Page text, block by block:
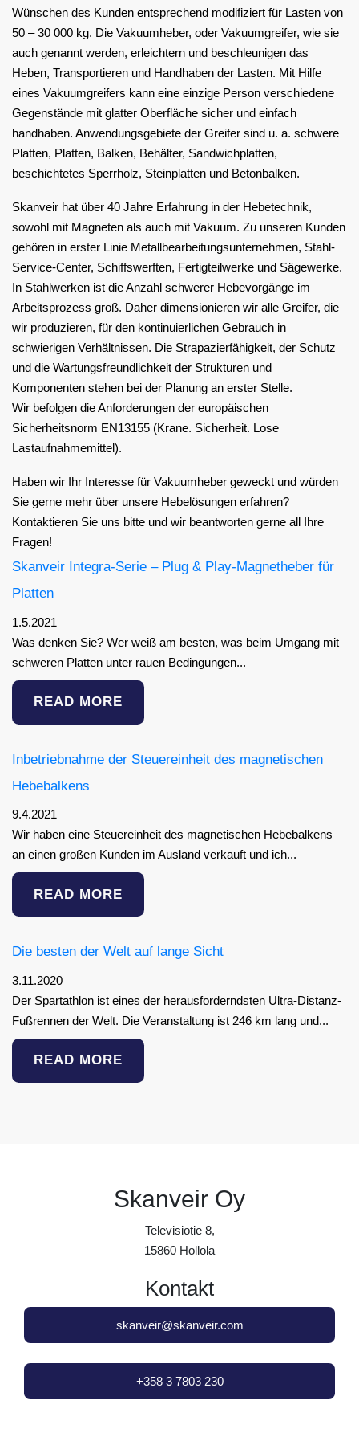
Wünschen des Kunden entsprechend modifiziert für Lasten von
50 – 30 000 kg. Die Vakuumheber, oder Vakuumgreifer, wie sie
auch genannt werden, erleichtern und beschleunigen das
Heben, Transportieren und Handhaben der Lasten. Mit Hilfe
eines Vakuumgreifers kann eine einzige Person verschiedene
Gegenstände mit glatter Oberfläche sicher und einfach
handhaben. Anwendungsgebiete der Greifer sind u. a. schwere
Platten, Platten, Balken, Behälter, Sandwichplatten,
beschichtetes Sperrholz, Steinplatten und Betonbalken.
Skanveir hat über 40 Jahre Erfahrung in der Hebetechnik,
sowohl mit Magneten als auch mit Vakuum. Zu unseren Kunden
gehören in erster Linie Metallbearbeitungsunternehmen, Stahl-
Service-Center, Schiffswerften, Fertigteilwerke und Sägewerke.
In Stahlwerken ist die Anzahl schwerer Hebevorgänge im
Arbeitsprozess groß. Daher dimensionieren wir alle Greifer, die
wir produzieren, für den kontinuierlichen Gebrauch in
schwierigen Verhältnissen. Die Strapazierfähigkeit, der Schutz
und die Wartungsfreundlichkeit der Strukturen und
Komponenten stehen bei der Planung an erster Stelle.
Wir befolgen die Anforderungen der europäischen
Sicherheitsnorm EN13155 (Krane. Sicherheit. Lose
Lastaufnahmemittel).
Haben wir Ihr Interesse für Vakuumheber geweckt und würden
Sie gerne mehr über unsere Hebelösungen erfahren?
Kontaktieren Sie uns bitte und wir beantworten gerne all Ihre
Fragen!
Skanveir Integra-Serie – Plug & Play-Magnetheber für
Platten
1.5.2021
Was denken Sie? Wer weiß am besten, was beim Umgang mit
schweren Platten unter rauen Bedingungen...
READ MORE
Inbetriebnahme der Steuereinheit des magnetischen
Hebebalkens
9.4.2021
Wir haben eine Steuereinheit des magnetischen Hebebalkens
an einen großen Kunden im Ausland verkauft und ich...
READ MORE
Die besten der Welt auf lange Sicht
3.11.2020
Der Spartathlon ist eines der herausforderndsten Ultra-Distanz-
Fußrennen der Welt. Die Veranstaltung ist 246 km lang und...
READ MORE
Skanveir Oy
Televisiotie 8,
15860 Hollola
Kontakt
skanveir@skanveir.com
+358 3 7803 230